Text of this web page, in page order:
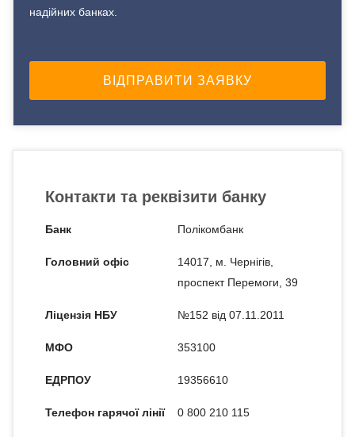
надійних банках.
Контакти та реквізити банку
Банк Полікомбанк
Головний офіс
14017, м. Чернігів,
проспект Перемоги, 39
Ліцензія НБУ №152 від 07.11.2011
МФО 353100
ЕДРПОУ 19356610
Телефон гарячої лінії 0 800 210 115